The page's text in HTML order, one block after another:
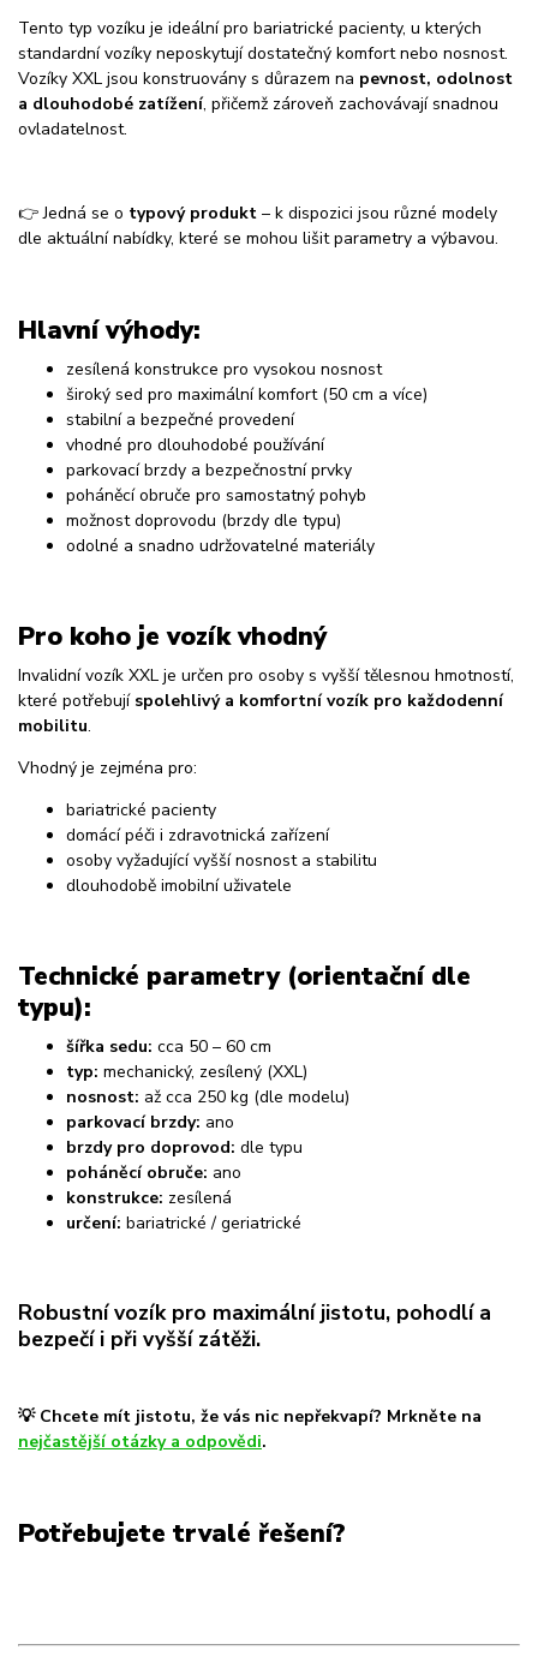
Tento typ vozíku je ideální pro bariatrické pacienty, u kterých
standardní vozíky neposkytují dostatečný komfort nebo nosnost.
Vozíky XXL jsou konstruovány s důrazem na pevnost, odolnost
a dlouhodobé zatížení, přičemž zároveň zachovávají snadnou
ovladatelnost.
👉 Jedná se o typový produkt – k dispozici jsou různé modely
dle aktuální nabídky, které se mohou lišit parametry a výbavou.
Hlavní výhody:
zesílená konstrukce pro vysokou nosnost
široký sed pro maximální komfort (50 cm a více)
stabilní a bezpečné provedení
vhodné pro dlouhodobé používání
parkovací brzdy a bezpečnostní prvky
poháněcí obruče pro samostatný pohyb
možnost doprovodu (brzdy dle typu)
odolné a snadno udržovatelné materiály
Pro koho je vozík vhodný
Invalidní vozík XXL je určen pro osoby s vyšší tělesnou hmotností,
které potřebují spolehlivý a komfortní vozík pro každodenní
mobilitu.
Vhodný je zejména pro:
bariatrické pacienty
domácí péči i zdravotnická zařízení
osoby vyžadující vyšší nosnost a stabilitu
dlouhodobě imobilní uživatele
Technické parametry (orientační dle
typu):
šířka sedu: cca 50 – 60 cm
typ: mechanický, zesílený (XXL)
nosnost: až cca 250 kg (dle modelu)
parkovací brzdy: ano
brzdy pro doprovod: dle typu
poháněcí obruče: ano
konstrukce: zesílená
určení: bariatrické / geriatrické
Robustní vozík pro maximální jistotu, pohodlí a
bezpečí i při vyšší zátěži.
💡 Chcete mít jistotu, že vás nic nepřekvapí? Mrkněte na
nejčastější otázky a odpovědi.
Potřebujete trvalé řešení?